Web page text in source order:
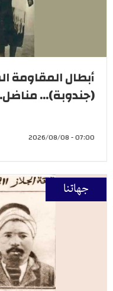
أبطال المقاومة
(جندوبة)...
07:00 - 2026/08/08
جهاتنا